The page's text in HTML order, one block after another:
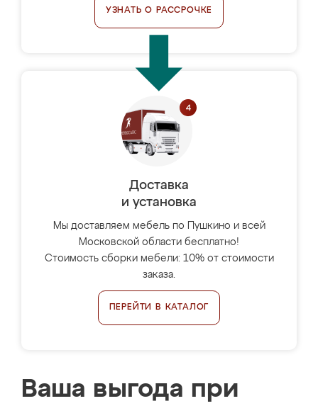
УЗНАТЬ О РАССРОЧКЕ
Доставка
и установка
Мы доставляем мебель по Пушкино и всей
Московской области бесплатно!
Стоимость сборки мебели: 10% от стоимости
заказа.
ПЕРЕЙТИ В КАТАЛОГ
Ваша выгода при